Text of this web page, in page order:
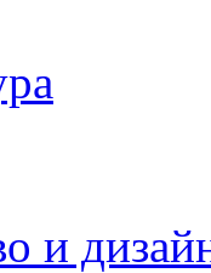
и